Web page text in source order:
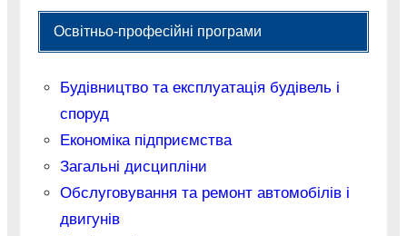
Освітньо-професійні програми
Будівництво та експлуатація будівель і
споруд
Економіка підприємства
Загальні дисципліни
Обслуговування та ремонт автомобілів і
двигунів